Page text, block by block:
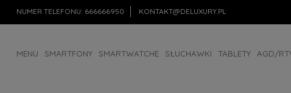
NUMER TELEFONU: 666666950 KONTAKT@DELUXURY.PL
MENU SMARTFONY SMARTWATCHE SŁUCHAWKI TABLETY AGD/